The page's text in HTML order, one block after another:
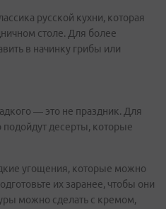
русской кухни, которая
столе. Для более
в начинку грибы или
— это не праздник. Для
подойдут десерты, которые
угощения, которые можно
их заранее, чтобы они
можно сделать с кремом,